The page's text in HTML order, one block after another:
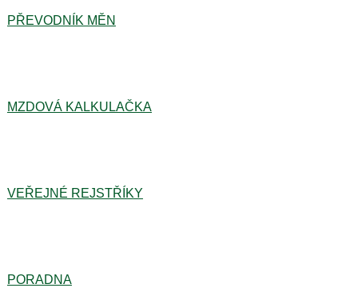
PŘEVODNÍK MĚN
MZDOVÁ KALKULAČKA
VEŘEJNÉ REJSTŘÍKY
PORADNA